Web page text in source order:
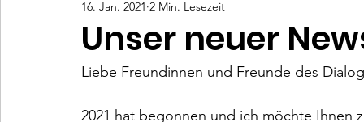
Unser neuer
16. Jan. 2021 2 Min. Lesezeit
Liebe Freundinnen und Freunde des
2021 hat begonnen und ich möchte Ihnen